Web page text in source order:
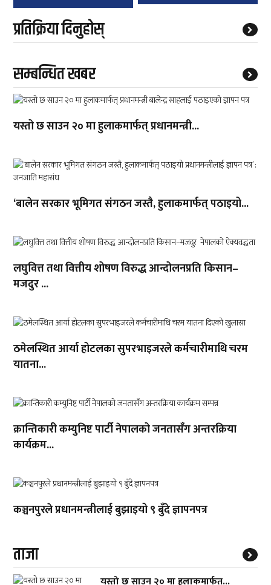
प्रतिक्रिया दिनुहोस्
सम्बन्धित खबर
यस्तो छ साउन २० मा हुलाकमार्फत् प्रधानमन्त्री...
‘बालेन सरकार भूमिगत संगठन जस्तै, हुलाकमार्फत् पठाइयो...
लघुवित्त तथा वित्तीय शोषण विरुद्ध आन्दोलनप्रति किसान–
मजदुर ...
ठमेलस्थित आर्या होटलका सुपरभाइजरले कर्मचारीमाथि चरम
यातना...
क्रान्तिकारी कम्युनिष्ट पार्टी नेपालको जनतासँग अन्तरक्रिया
कार्यक्रम...
कञ्चनपुरले प्रधानमन्त्रीलाई बुझाइयो ९ बुँदे ज्ञापनपत्र
ताजा
यस्तो छ साउन २० मा हुलाकमार्फत्...